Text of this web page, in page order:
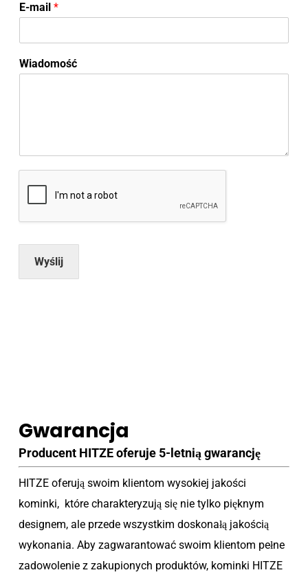
E-mail *
Wiadomość
Wyślij
Gwarancja
Producent HITZE oferuje 5-letnią gwarancję
HITZE oferują swoim klientom wysokiej jakości
kominki, które charakteryzują się nie tylko pięknym
designem, ale przede wszystkim doskonałą jakością
wykonania. Aby zagwarantować swoim klientom pełne
zadowolenie z zakupionych produktów, kominki HITZE